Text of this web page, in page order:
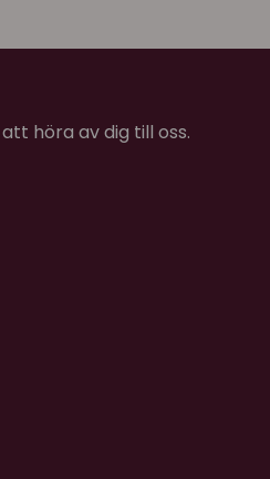
höra av dig till oss.